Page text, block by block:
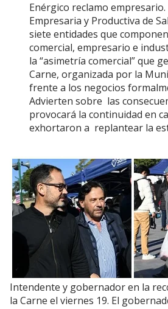
Enérgico reclamo empresario.
Empresaria y Productiva de
siete entidades que
comercial, empresario e
la “asimetría comercial” que
Carne, organizada por la
frente a los negocios
Advierten sobre las
provocará la continuidad en
exhortaron a replantear la
Intendente y gobernador en la
la Carne el viernes 19. El